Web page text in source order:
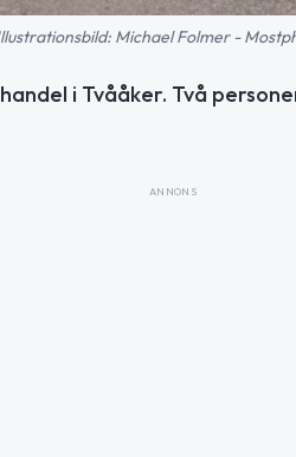
Michael Folmer -
i Tvååker. Två
ANNONS